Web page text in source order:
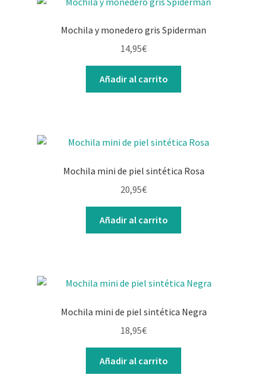
Mochila y monedero gris Spiderman
14,95€
Añadir al carrito
Mochila mini de piel sintética Rosa
20,95€
Añadir al carrito
Mochila mini de piel sintética Negra
18,95€
Añadir al carrito